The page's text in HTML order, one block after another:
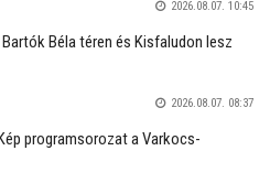
2026.08.07. 10:45
Béla téren és Kisfaludon lesz
2026.08.07. 08:37
programsorozat a Varkocs-